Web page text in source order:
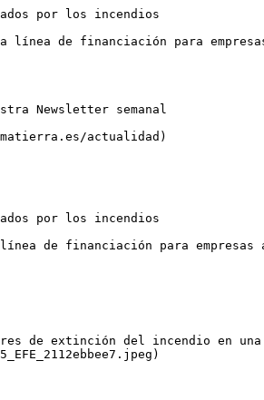
por los incendios
línea de financiación para
Newsletter semanal
actualidad)
por los incendios
de financiación para
de extinción del incendio en